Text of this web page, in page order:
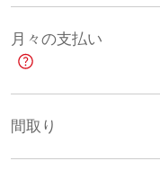
月々の支払い
間取り